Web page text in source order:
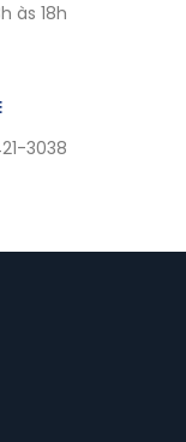
às 18h
3038